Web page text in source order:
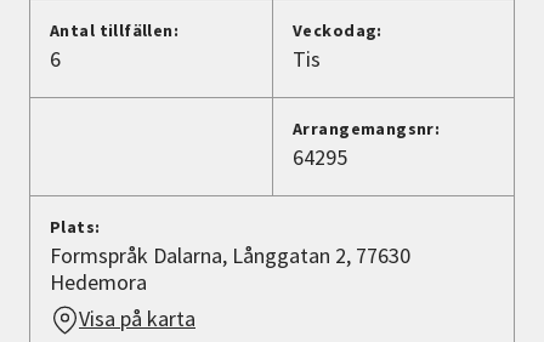
Lyssna
Antal tillfällen:
6
Veckodag:
Tis
Arrangemangsnr:
64295
Plats:
Formspråk Dalarna, Långgatan 2, 77630
Hedemora
Visa på karta